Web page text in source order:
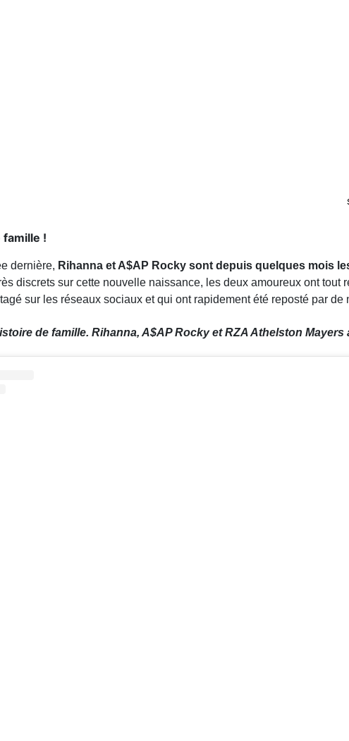
famille !
dernière, Rihanna et A$AP Rocky sont depuis quelques mois
discrets sur cette nouvelle naissance, les deux amoureux ont tout
sur les réseaux sociaux et qui ont rapidement été reposté par de
de famille. Rihanna, A$AP Rocky et RZA Athelston